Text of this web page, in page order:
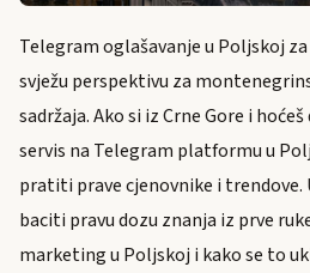
Telegram oglašavanje u Poljskoj
svježu perspektivu za
sadržaja. Ako si iz Crne Gore i
servis na Telegram platformu u
pratiti prave cjenovnike i
baciti pravu dozu znanja iz prve
marketing u Poljskoj i kako se to